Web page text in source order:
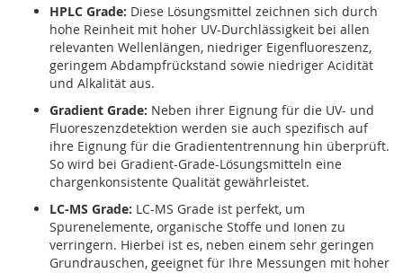
HPLC Grade: Diese Lösungsmittel zeichnen sich durch
hohe Reinheit mit hoher UV-Durchlässigkeit bei allen
relevanten Wellenlängen, niedriger Eigenfluoreszenz,
geringem Abdampfrückstand sowie niedriger Acidität
und Alkalität aus.
Gradient Grade: Neben ihrer Eignung für die UV- und
Fluoreszenzdetektion werden sie auch spezifisch auf
ihre Eignung für die Gradiententrennung hin überprüft.
So wird bei Gradient-Grade-Lösungsmitteln eine
chargenkonsistente Qualität gewährleistet.
LC-MS Grade: LC-MS Grade ist perfekt, um
Spurenelemente, organische Stoffe und Ionen zu
verringern. Hierbei ist es, neben einem sehr geringen
Grundrauschen, geeignet für Ihre Messungen mit hoher